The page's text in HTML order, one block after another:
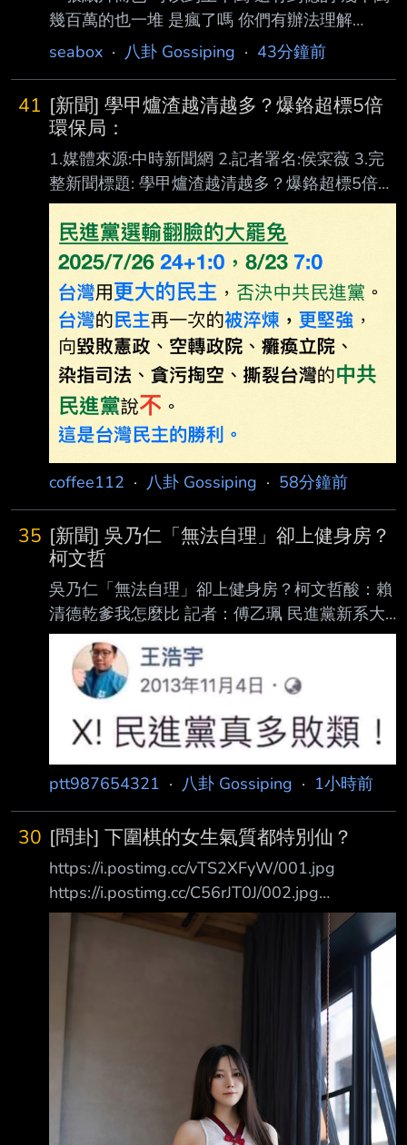
幾百萬的也一堆 是瘋了嗎 你們有辦法理解
嗎？？ 八卦？ --
seabox · 八卦 Gossiping · 43分鐘前
41 [新聞] 學甲爐渣越清越多？爆鉻超標5倍
環保局：
1.媒體來源:中時新聞網 2.記者署名:侯寀薇 3.完
整新聞標題: 學甲爐渣越清越多？爆鉻超標5倍
環保局：116年4月底前全面清除 4.完整新聞內
文: 台南市議員蔡育輝於８月４日偕同台南市環
保局會勘並進行土壤檢測。（蔡育輝議員提供
） 台南學甲爐渣案一審雖已宣判，但去化問題
卻演變成大風暴！市議員蔡育輝8月3日質詢痛
批堆置7、8年的爐渣竟「越清越多」，堆成5公
尺高山，115年6月更驗出致癌重金屬超標5
倍，質疑市府暗中放水。4日蔡會同環保局至現
場採樣，環保局承諾要求業者於116年4月 30日
前全面清除完
coffee112 · 八卦 Gossiping · 58分鐘前
35 [新聞] 吳乃仁「無法自理」卻上健身房？
柯文哲
吳乃仁「無法自理」卻上健身房？柯文哲酸：賴
清德乾爹我怎麼比 記者：傅乙珮 民進黨新系大
老吳乃仁拖欠台糖1.7億元後，僅被管收12天就
因台糖撤回聲請而獲釋，法 院表示吳自稱罹患
帕金森氏症。吳乃仁近日遭爆料，看似身體無
礙，並乘坐豪車前往健身 房運動，對此，民進
黨立法院黨團幹事長莊瑞雄則認為「不衝突」。
談及同樣面臨司法案 件，民眾黨創黨主席柯文
哲嘲諷說，自己無法跟「賴清德乾爹」吳乃仁相
比。 酸「不能跟吳乃仁」比 柯文哲：他貪國
家、我是支持者捐的 柯文哲表示，不能跟吳乃
仁比，吳乃仁是賴清德用政治生命保證他清白
的，
ptt987654321 · 八卦 Gossiping · 1小時前
30 [問卦] 下圍棋的女生氣質都特別仙？
https://i.postimg.cc/vTS2XFyW/001.jpg
https://i.postimg.cc/C56rJT0J/002.jpg
https://i.postimg.cc/9XxkcT97/003.jpg
https://i.postimg.cc/tCwmxj24/004.jpg
https://i.postimg.cc/d0mWpTFS/005.jpg
https://i.postimg.cc/tgtrwVb8/006.jpg